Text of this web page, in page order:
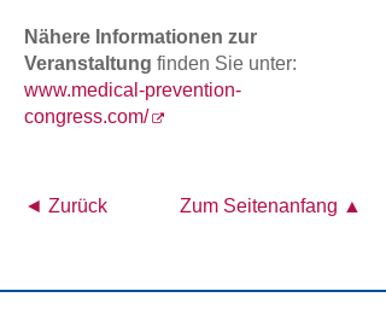
Nähere Informationen zur
Veranstaltung finden Sie unter:
www.medical-prevention-
congress.com/
◄ Zurück Zum Seitenanfang ▲